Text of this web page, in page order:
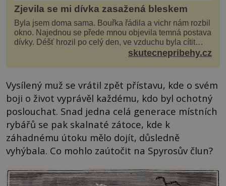
Zjevila se mi dívka zasažená bleskem
Byla jsem doma sama. Bouřka řádila a vichr nám rozbil
okno. Najednou se přede mnou objevila temná postava
dívky. Déšť hrozil po celý den, ve vzduchu byla cítit
bouřka. Do topolů před domem se opřel ví...skutecnepribehy.cz
Vysílený muž se vrátil zpět přístavu, kde o svém
boji o život vyprávěl každému, kdo byl ochotný
poslouchat. Snad jedna celá generace místních
rybářů se pak skalnaté zátoce, kde k
záhadnému útoku mělo dojít, důsledně
vyhýbala. Co mohlo zaútočit na Spyrosův člun?